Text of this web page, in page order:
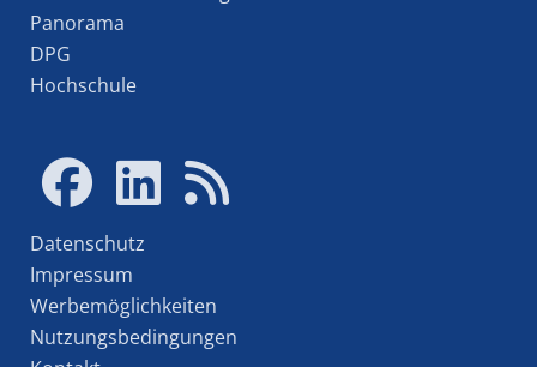
Panorama
DPG
Hochschule
Datenschutz
Impressum
Werbemöglichkeiten
Nutzungsbedingungen